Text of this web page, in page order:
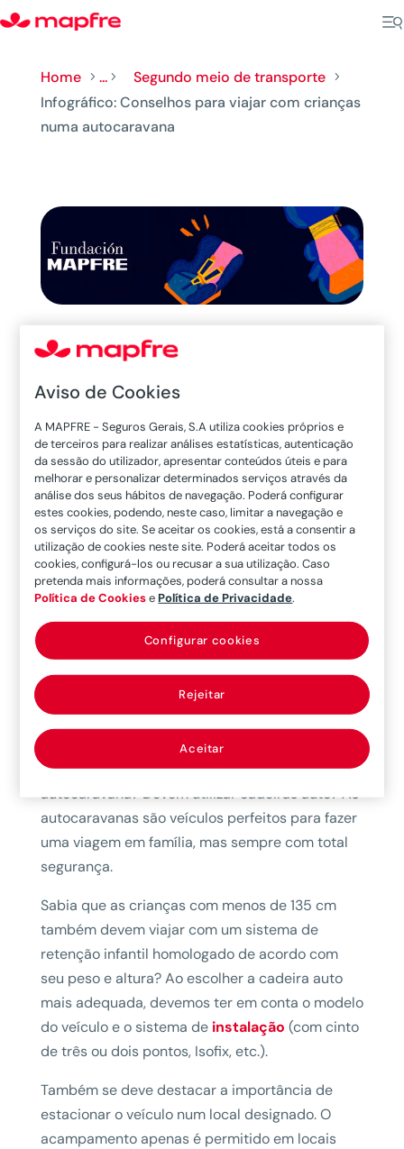
Home 5 ... 5 Segundo meio de transporte 5
Infográfico: Conselhos para viajar com crianças
numa autocaravana
Infográfico:
Conselhos para
viajar com
crianças numa
autocaravana
Como devem viajar as crianças numa
autocaravana? Devem utilizar cadeiras auto? As
autocaravanas são veículos perfeitos para fazer
uma viagem em família, mas sempre com total
segurança.
Sabia que as crianças com menos de 135 cm
também devem viajar com um sistema de
retenção infantil homologado de acordo com
seu peso e altura? Ao escolher a cadeira auto
mais adequada, devemos ter em conta o modelo
do veículo e o sistema de instalação (com cinto
de três ou dois pontos, Isofix, etc.).
Também se deve destacar a importância de
estacionar o veículo num local designado. O
acampamento apenas é permitido em locais
Aviso de Cookies
A MAPFRE - Seguros Gerais, S.A utiliza cookies próprios e
de terceiros para realizar análises estatísticas, autenticação
da sessão do utilizador, apresentar conteúdos úteis e para
melhorar e personalizar determinados serviços através da
análise dos seus hábitos de navegação. Poderá configurar
estes cookies, podendo, neste caso, limitar a navegação e
os serviços do site. Se aceitar os cookies, está a consentir a
utilização de cookies neste site. Poderá aceitar todos os
cookies, configurá-los ou recusar a sua utilização. Caso
pretenda mais informações, poderá consultar a nossa
Política de CookiesePolítica de Privacidade.
Rejeitar
Aceitar
Configurar cookies